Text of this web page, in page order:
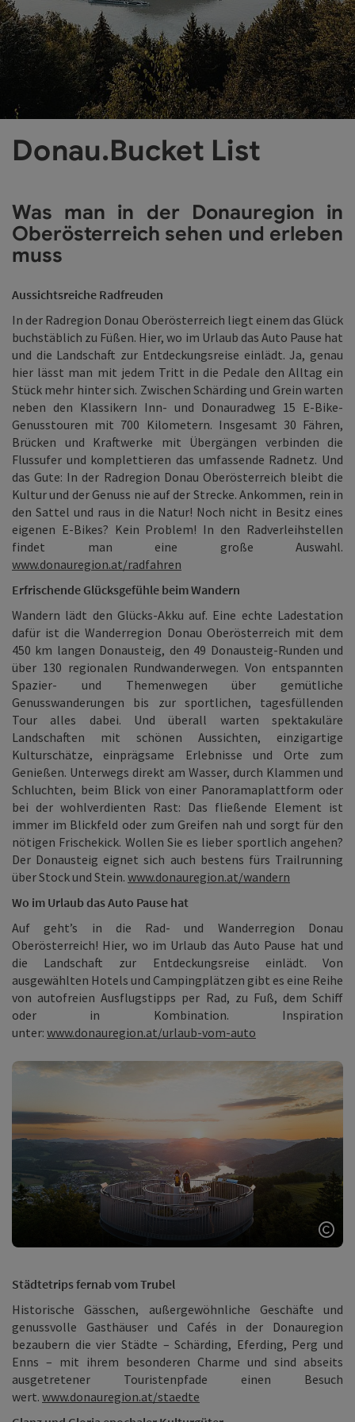
©
Donau.Bucket List
Was man in der Donauregion in
Oberösterreich sehen und erleben
muss
Aussichtsreiche Radfreuden
In der Radregion Donau Oberösterreich liegt einem das Glück
buchstäblich zu Füßen. Hier, wo im Urlaub das Auto Pause hat
und die Landschaft zur Entdeckungsreise einlädt. Ja, genau
hier lässt man mit jedem Tritt in die Pedale den Alltag ein
Stück mehr hinter sich. Zwischen Schärding und Grein warten
neben den Klassikern Inn- und Donauradweg 15 E-Bike-
Genusstouren mit 700 Kilometern. Insgesamt 30 Fähren,
Brücken und Kraftwerke mit Übergängen verbinden die
Flussufer und komplettieren das umfassende Radnetz. Und
das Gute: In der Radregion Donau Oberösterreich bleibt die
Kultur und der Genuss nie auf der Strecke. Ankommen, rein in
den Sattel und raus in die Natur! Noch nicht in Besitz eines
eigenen E-Bikes? Kein Problem! In den Radverleihstellen
findet man eine große Auswahl.
www.donauregion.at/radfahren
Erfrischende Glücksgefühle beim Wandern
Wandern lädt den Glücks-Akku auf. Eine echte Ladestation
dafür ist die Wanderregion Donau Oberösterreich mit dem
450 km langen Donausteig, den 49 Donausteig-Runden und
über 130 regionalen Rundwanderwegen. Von entspannten
Spazier- und Themenwegen über gemütliche
Genusswanderungen bis zur sportlichen, tagesfüllenden
Tour alles dabei. Und überall warten spektakuläre
Landschaften mit schönen Aussichten, einzigartige
Kulturschätze, einprägsame Erlebnisse und Orte zum
Genießen. Unterwegs direkt am Wasser, durch Klammen und
Schluchten, beim Blick von einer Panoramaplattform oder
bei der wohlverdienten Rast: Das fließende Element ist
immer im Blickfeld oder zum Greifen nah und sorgt für den
nötigen Frischekick. Wollen Sie es lieber sportlich angehen?
Der Donausteig eignet sich auch bestens fürs Trailrunning
über Stock und Stein. www.donauregion.at/wandern
Wo im Urlaub das Auto Pause hat
Auf geht’s in die Rad- und Wanderregion Donau
Oberösterreich! Hier, wo im Urlaub das Auto Pause hat und
die Landschaft zur Entdeckungsreise einlädt. Von
ausgewählten Hotels und Campingplätzen gibt es eine Reihe
von autofreien Ausflugstipps per Rad, zu Fuß, dem Schiff
oder in Kombination. Inspiration
unter: www.donauregion.at/urlaub-vom-auto
Städtetrips fernab vom Trubel
Historische Gässchen, außergewöhnliche Geschäfte und
genussvolle Gasthäuser und Cafés in der Donauregion
bezaubern die vier Städte – Schärding, Eferding, Perg und
Enns – mit ihrem besonderen Charme und sind abseits
ausgetretener Touristenpfade einen Besuch
wert. www.donauregion.at/staedte